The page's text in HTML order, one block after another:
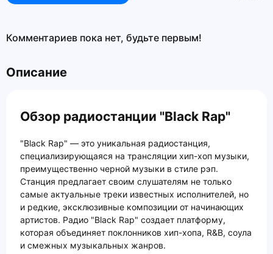
Комментариев пока нет, будьте первым!
Описание
Обзор радиостанции "Black Rap"
"Black Rap" — это уникальная радиостанция,
специализирующаяся на трансляции хип-хоп музыки,
преимущественно черной музыки в стиле рэп.
Станция предлагает своим слушателям не только
самые актуальные треки известных исполнителей, но
и редкие, эксклюзивные композиции от начинающих
артистов. Радио "Black Rap" создает платформу,
которая объединяет поклонников хип-хопа, R&B, соула
и смежных музыкальных жанров.